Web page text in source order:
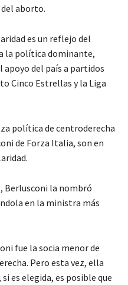
aborto.
es un reflejo del
la política dominante,
del país a partidos
Cinco Estrellas y la Liga
política de centroderecha
de Forza Italia, son en
Berlusconi la nombró
en la ministra más
fue la socia menor de
Pero esta vez, ella
es elegida, es posible que